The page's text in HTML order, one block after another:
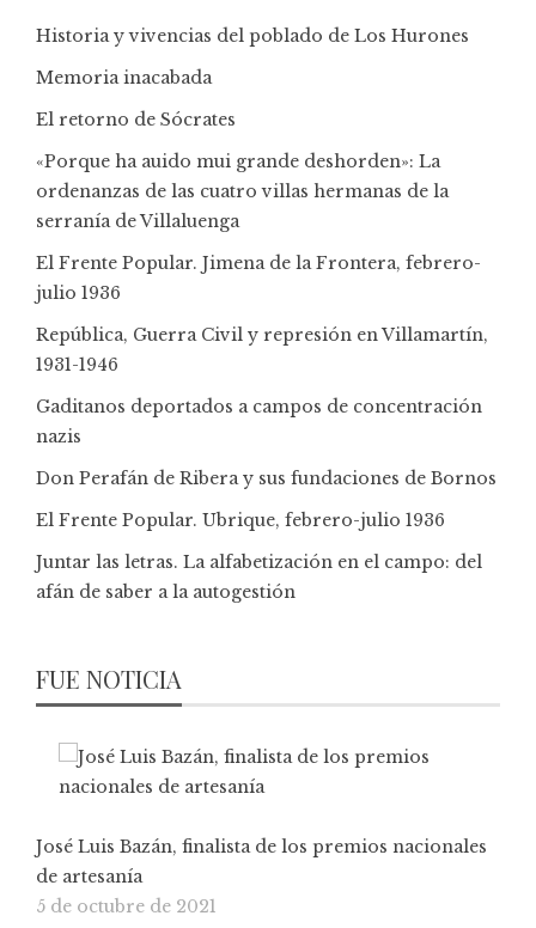
Historia y vivencias del poblado de Los Hurones
Memoria inacabada
El retorno de Sócrates
«Porque ha auido mui grande deshorden»: La
ordenanzas de las cuatro villas hermanas de la
serranía de Villaluenga
El Frente Popular. Jimena de la Frontera, febrero-
julio 1936
República, Guerra Civil y represión en Villamartín,
1931-1946
Gaditanos deportados a campos de concentración
nazis
Don Perafán de Ribera y sus fundaciones de Bornos
El Frente Popular. Ubrique, febrero-julio 1936
Juntar las letras. La alfabetización en el campo: del
afán de saber a la autogestión
FUE NOTICIA
José Luis Bazán, finalista de los premios nacionales
de artesanía
5 de octubre de 2021